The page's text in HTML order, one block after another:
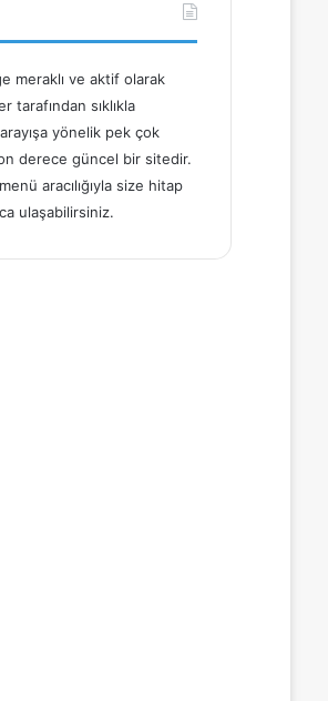
meraklı ve aktif olarak
tarafından sıklıkla
yönelik pek çok
derece güncel bir sitedir.
aracılığıyla size hitap
ulaşabilirsiniz.